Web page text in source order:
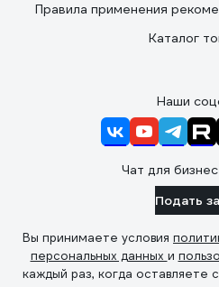
Правила применения
Каталог
Наши
Чат для
Подать
Вы принимаете условия
персональных данных и
каждый раз, когда оставляете